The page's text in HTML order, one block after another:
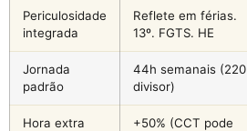
Periculosidade
integrada
Reflete em férias.
13º. FGTS. HE
Jornada
padrão
44h semanais (220
divisor)
Hora extra
+50% (CCT pode